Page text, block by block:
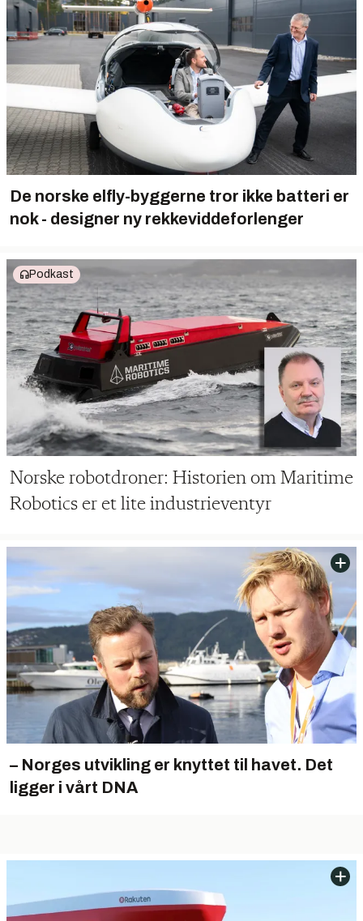
De norske elfly-byggerne tror ikke batteri er
nok - designer ny rekkeviddeforlenger
Podkast
Norske robotdroner: Historien om Maritime
Robotics er et lite industrieventyr
– Norges utvikling er knyttet til havet. Det
ligger i vårt DNA